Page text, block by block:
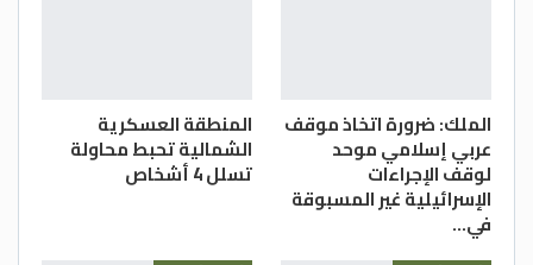
الملك: ضرورة اتخاذ موقف
عربي إسلامي موحد
لوقف الإجراءات
الإسرائيلية غير المسبوقة
في…
المنطقة العسكرية
الشمالية تحبط محاولة
تسلل 4 أشخاص